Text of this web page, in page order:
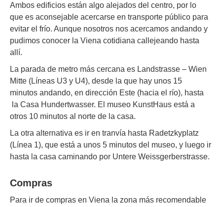
Ambos edificios están algo alejados del centro, por lo
que es aconsejable acercarse en transporte público para
evitar el frío. Aunque nosotros nos acercamos andando y
pudimos conocer la Viena cotidiana callejeando hasta
allí.
La parada de metro más cercana es Landstrasse – Wien
Mitte (Líneas U3 y U4), desde la que hay unos 15
minutos andando, en dirección Este (hacia el río), hasta
la Casa Hundertwasser. El museo KunstHaus está a
otros 10 minutos al norte de la casa.
La otra alternativa es ir en tranvía hasta Radetzkyplatz
(Línea 1), que está a unos 5 minutos del museo, y luego ir
hasta la casa caminando por Untere Weissgerberstrasse.
Compras
Para ir de compras en Viena la zona más recomendable